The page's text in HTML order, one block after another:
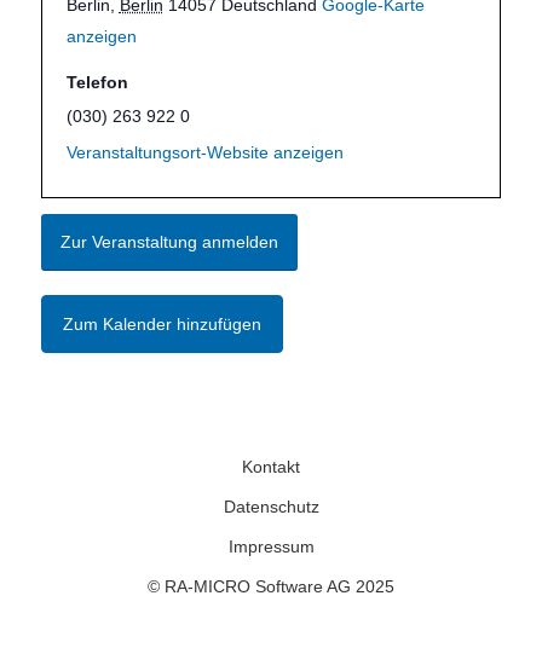
Berlin, Berlin 14057 Deutschland Google-Karte
anzeigen
Telefon
(030) 263 922 0
Veranstaltungsort-Website anzeigen
Zur Veranstaltung anmelden
Zum Kalender hinzufügen
Kontakt
Datenschutz
Impressum
© RA-MICRO Software AG 2025